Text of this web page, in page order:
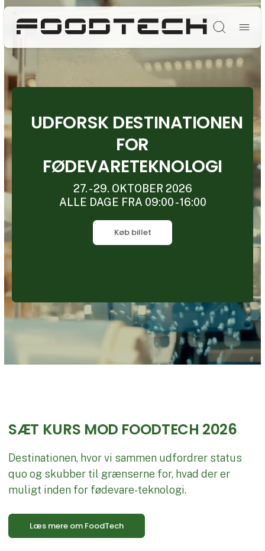
Søg
UDFORSK DESTINATIONEN
FOR
FØDEVARETEKNOLOGI
27. - 29. OKTOBER 2026
ALLE DAGE FRA 09:00 - 16:00
Køb billet
SÆT KURS MOD FOODTECH 2026
Destinationen, hvor vi sammen udfordrer status
quo og skubber til grænserne for, hvad der er
muligt inden for fødevare-teknologi.
Læs mere om FoodTech